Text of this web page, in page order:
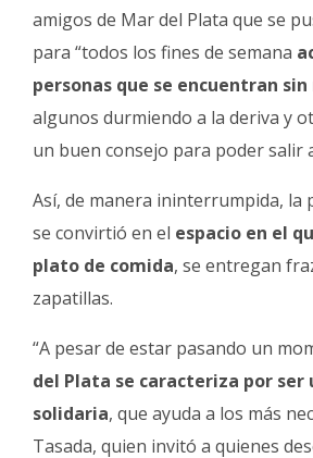
amigos de Mar del Plata que se
para “todos los fines de semana
personas que se encuentran sin
algunos durmiendo a la deriva y
un buen consejo para poder salir
Así, de manera ininterrumpida, la
se convirtió en el espacio en el
plato de comida, se entregan
zapatillas.
“A pesar de estar pasando un
del Plata se caracteriza por ser
solidaria, que ayuda a los más
Tasada, quien invitó a quienes